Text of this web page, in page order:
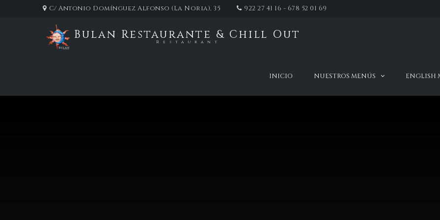
C/ Antonio Domínguez Alfonso (La Noria), 35 922 27 41 16 - 678 52 01 69
Bulan Restaurante & Chill Out
Restaurant
INICIO NUESTROS MENÚS ENGLISH